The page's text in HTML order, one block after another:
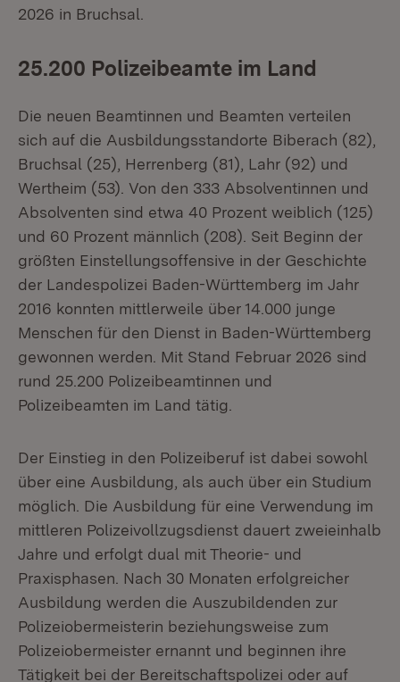
2026 in Bruchsal.
25.200 Polizeibeamte im Land
Die neuen Beamtinnen und Beamten verteilen
sich auf die Ausbildungsstandorte Biberach (82),
Bruchsal (25), Herrenberg (81), Lahr (92) und
Wertheim (53). Von den 333 Absolventinnen und
Absolventen sind etwa 40 Prozent weiblich (125)
und 60 Prozent männlich (208). Seit Beginn der
größten Einstellungsoffensive in der Geschichte
der Landespolizei Baden-Württemberg im Jahr
2016 konnten mittlerweile über 14.000 junge
Menschen für den Dienst in Baden-Württemberg
gewonnen werden. Mit Stand Februar 2026 sind
rund 25.200 Polizeibeamtinnen und
Polizeibeamten im Land tätig.
Der Einstieg in den Polizeiberuf ist dabei sowohl
über eine Ausbildung, als auch über ein Studium
möglich. Die Ausbildung für eine Verwendung im
mittleren Polizeivollzugsdienst dauert zweieinhalb
Jahre und erfolgt dual mit Theorie- und
Praxisphasen. Nach 30 Monaten erfolgreicher
Ausbildung werden die Auszubildenden zur
Polizeiobermeisterin beziehungsweise zum
Polizeiobermeister ernannt und beginnen ihre
Tätigkeit bei der Bereitschaftspolizei oder auf